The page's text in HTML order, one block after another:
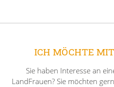
ICH MÖCHTE
Sie haben Interesse an
LandFrauen? Sie möchten